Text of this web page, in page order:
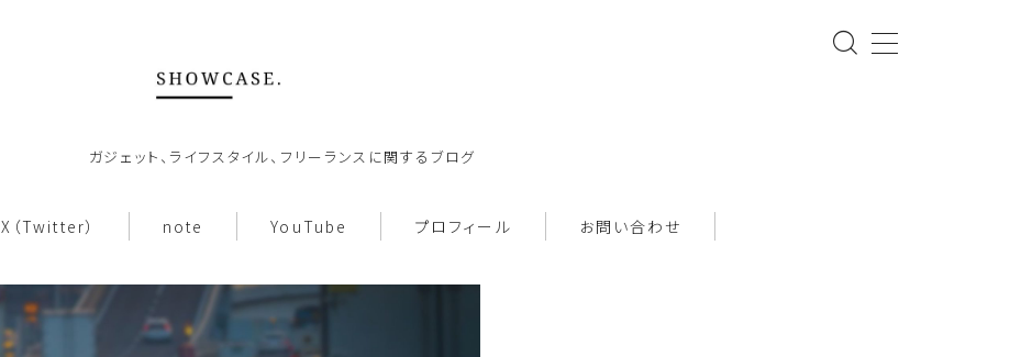
ガジェット、ライフスタイル、フリーランスに関するブログ
X（Twitter） note YouTube プロフィール お問い合わせ
ホーム
About